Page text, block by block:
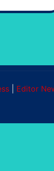
Editor